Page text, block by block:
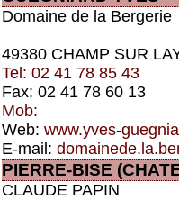
Domaine de la Bergerie
49380 CHAMP SUR
Tel: 02 41 78 85 43
Fax: 02 41 78 60 13
Mob:
Web: www.yves-
E-mail:
PIERRE-BISE
CLAUDE PAPIN